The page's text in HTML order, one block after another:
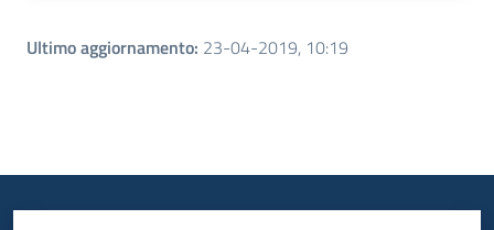
Ultimo aggiornamento: 23-04-2019, 10:19